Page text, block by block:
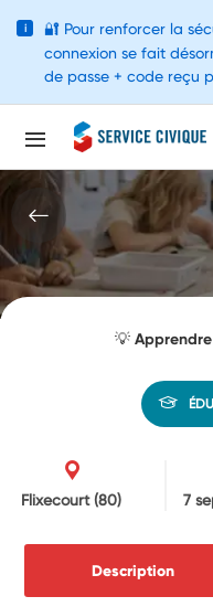
💡
Flixecourt(80) 7
Description
i 🔐 Pour renforcer la
connexion se fait
de passe + code reçu